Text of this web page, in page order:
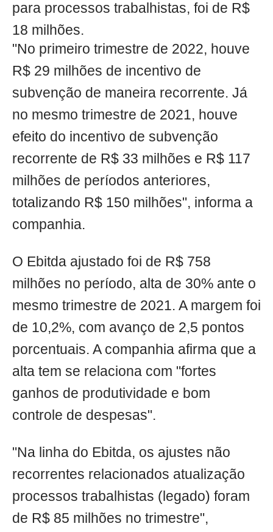
para processos trabalhistas, foi de R$
18 milhões.
"No primeiro trimestre de 2022, houve
R$ 29 milhões de incentivo de
subvenção de maneira recorrente. Já
no mesmo trimestre de 2021, houve
efeito do incentivo de subvenção
recorrente de R$ 33 milhões e R$ 117
milhões de períodos anteriores,
totalizando R$ 150 milhões", informa a
companhia.
O Ebitda ajustado foi de R$ 758
milhões no período, alta de 30% ante o
mesmo trimestre de 2021. A margem foi
de 10,2%, com avanço de 2,5 pontos
porcentuais. A companhia afirma que a
alta tem se relaciona com "fortes
ganhos de produtividade e bom
controle de despesas".
"Na linha do Ebitda, os ajustes não
recorrentes relacionados atualização
processos trabalhistas (legado) foram
de R$ 85 milhões no trimestre",